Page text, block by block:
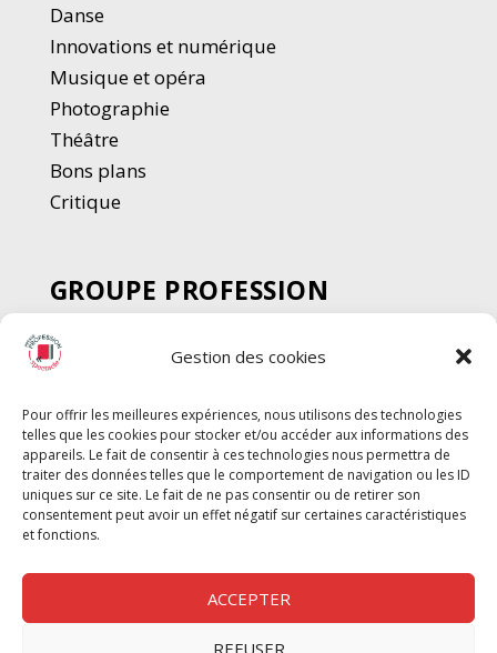
Gestion des cookies
Pour offrir les meilleures expériences, nous utilisons des technologies
telles que les cookies pour stocker et/ou accéder aux informations des
appareils. Le fait de consentir à ces technologies nous permettra de
traiter des données telles que le comportement de navigation ou les ID
uniques sur ce site. Le fait de ne pas consentir ou de retirer son
consentement peut avoir un effet négatif sur certaines caractéristiques
et fonctions.
ACCEPTER
REFUSER
Danse
Innovations et numérique
Musique et opéra
Photographie
Théâtre
Bons plans
Critique
GROUPE PROFESSION
SPECTACLE
Chèque Intermittents
Chèque Compta
Chèque Emploi Spectacle
G-Pods
Profession Audio-visuel